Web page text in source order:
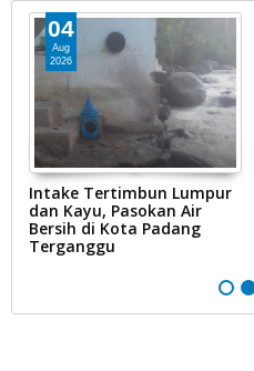
04
Aug
2026
Intake Tertimbun Lumpur
dan Kayu, Pasokan Air
Bersih di Kota Padang
Terganggu